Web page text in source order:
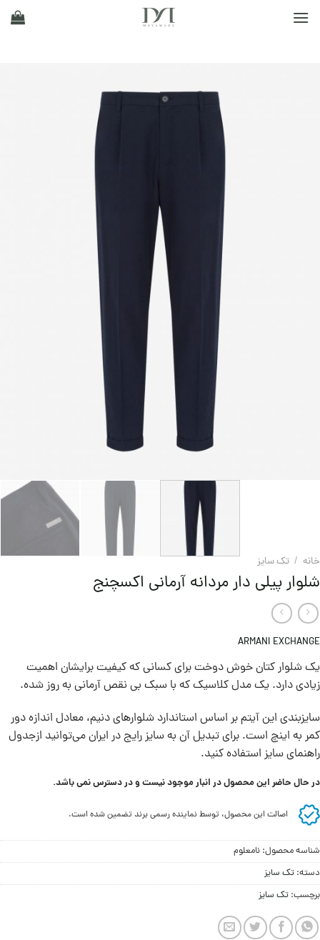
خانه / تک سایز
شلوار پیلی دار مردانه آرمانی اکسچنج
ARMANI EXCHANGE
یک شلوار کتان خوش دوخت برای کسانی که کیفیت برایشان اهمیت
زیادی دارد. یک مدل کلاسیک که با سبک بی نقص آرمانی به روز شده.
سايزبندی اين آيتم بر اساس استاندارد شلوارهای دنيم، معادل اندازه دور
کمر به اينچ است. برای تبديل آن به سايز رايج در ايران می‌توانيد ازجدول
راهنمای سايز استفاده کنيد.
در حال حاضر این محصول در انبار موجود نیست و در دسترس نمی باشد.
اصالت این محصول، توسط نماینده رسمی برند تضمین شده است.
شناسه محصول: نامعلوم
دسته: تک سایز
برچسب: تک سایز